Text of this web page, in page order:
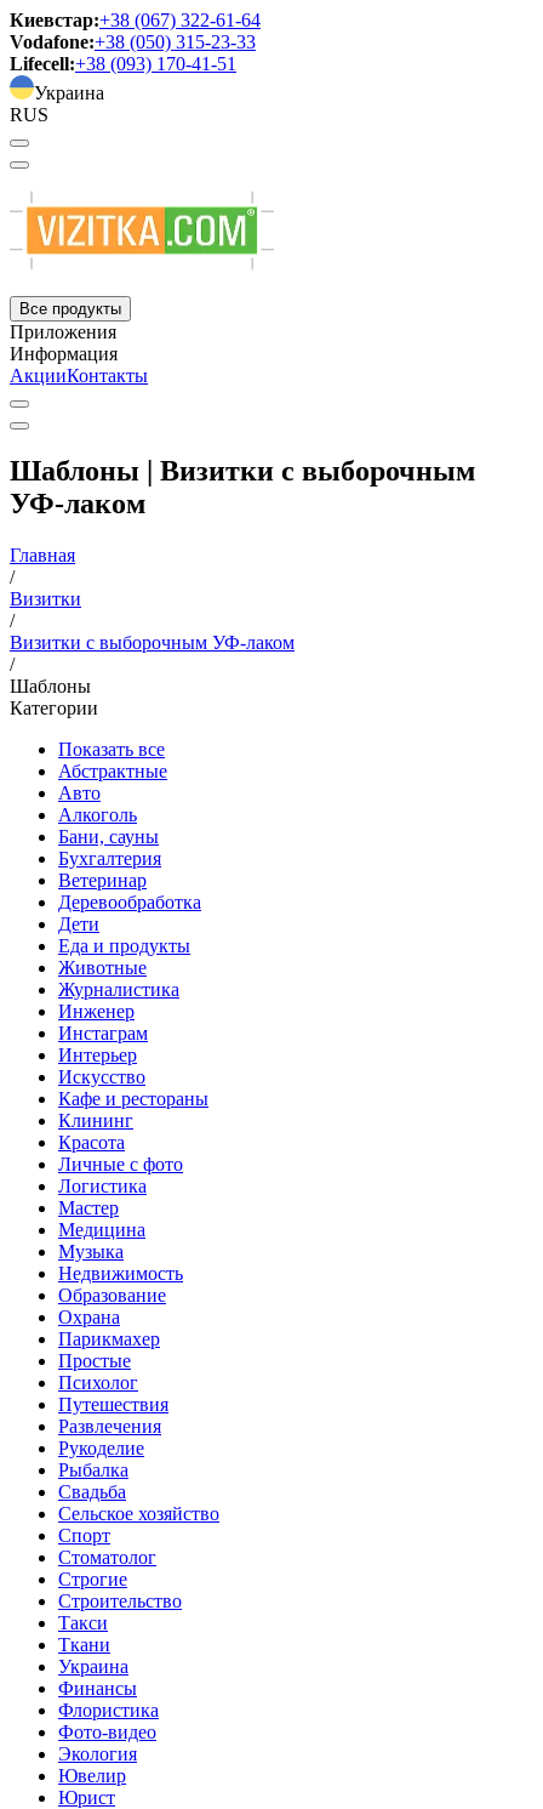
Киевстар:+38 (067) 322-61-64
Vodafone:+38 (050) 315-23-33
Lifecell:+38 (093) 170-41-51
Украина
RUS
Все продукты
Приложения
Информация
АкцииКонтакты
Шаблоны | Визитки с выборочным
УФ-лаком
Главная
/
Визитки
/
Визитки с выборочным УФ-лаком
/
Шаблоны
Категории
Показать все
Абстрактные
Авто
Алкоголь
Бани, сауны
Бухгалтерия
Ветеринар
Деревообработка
Дети
Еда и продукты
Животные
Журналистика
Инженер
Инстаграм
Интерьер
Искусство
Кафе и рестораны
Клининг
Красота
Личные с фото
Логистика
Мастер
Медицина
Музыка
Недвижимость
Образование
Охрана
Парикмахер
Простые
Психолог
Путешествия
Развлечения
Рукоделие
Рыбалка
Свадьба
Сельское хозяйство
Спорт
Стоматолог
Строгие
Строительство
Такси
Ткани
Украина
Финансы
Флористика
Фото-видео
Экология
Ювелир
Юрист